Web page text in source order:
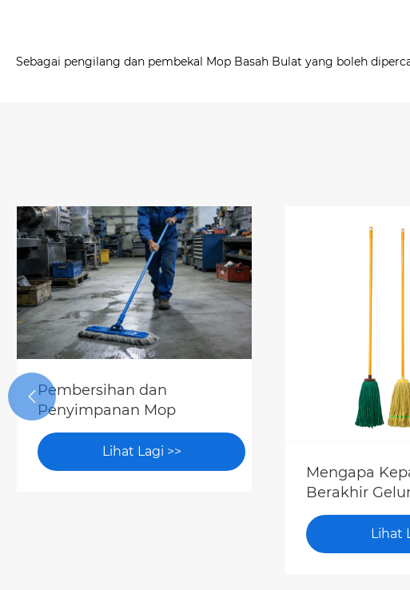
Sebagai pengilang dan pembekal Mop Basah Bulat yang boleh
Pembersihan dan
Penyimpanan Mop
Lihat Lagi >>
Mengapa
Berakhir
Kapas
Pembersihan
yang Cekap?
Lihat
